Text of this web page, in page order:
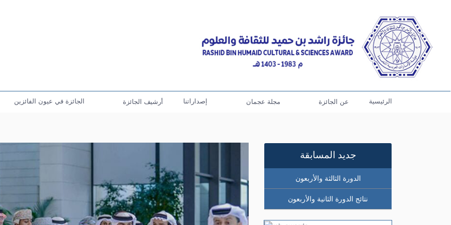
الجائزة في عيون الفائزين أرشيف الجائزة إصداراتنا مجلة عجمان عن الجائزة الرئيسية
جديد المسابقة
الدورة الثالثة والأربعون
نتائج الدورة الثانية والأربعون